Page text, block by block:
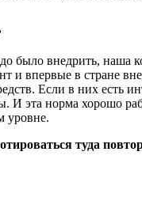
было внедрить,
и впервые в стране
Если в них есть
эта норма хорошо
уровне.
туда